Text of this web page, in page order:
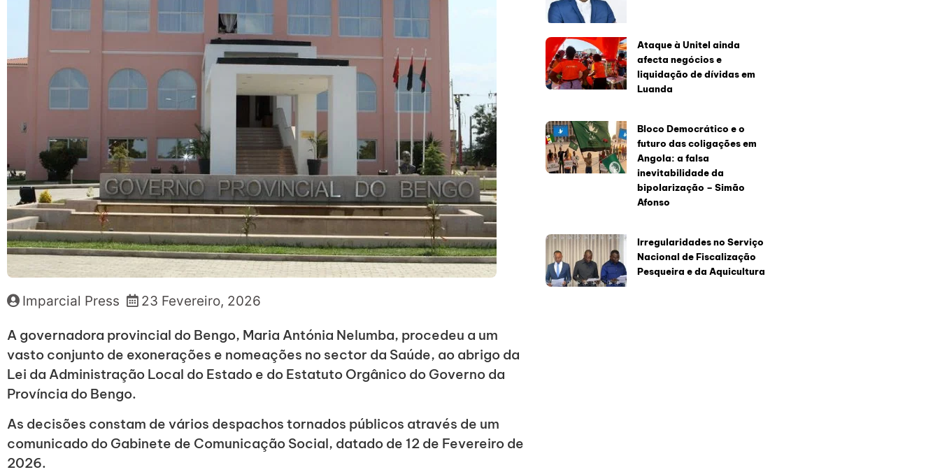
Imparcial Press 23 Fevereiro, 2026
A governadora provincial do Bengo, Maria Antónia Nelumba, procedeu a um
vasto conjunto de exonerações e nomeações no sector da Saúde, ao abrigo da
Lei da Administração Local do Estado e do Estatuto Orgânico do Governo da
Província do Bengo.
As decisões constam de vários despachos tornados públicos através de um
comunicado do Gabinete de Comunicação Social, datado de 12 de Fevereiro de
2026.
Ataque à Unitel ainda
afecta negócios e
liquidação de dívidas em
Luanda
Bloco Democrático e o
futuro das coligações em
Angola: a falsa
inevitabilidade da
bipolarização – Simão
Afonso
Irregularidades no Serviço
Nacional de Fiscalização
Pesqueira e da Aquicultura